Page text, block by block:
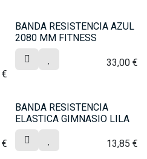
€
BANDA RESISTENCIA AZUL
2080 MM FITNESS
33,00€
€
BANDA RESISTENCIA
ELASTICA GIMNASIO LILA
13,85 €